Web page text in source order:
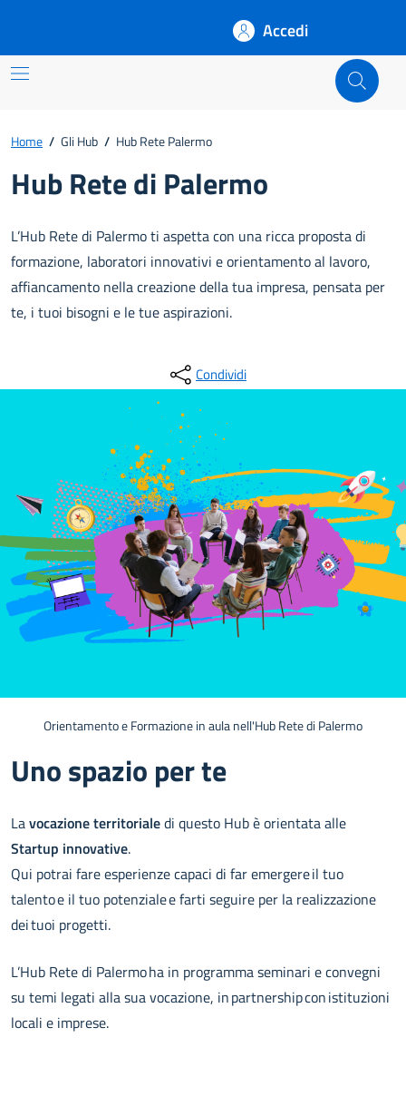
Accedi
Home / Gli Hub / Hub Rete Palermo
Hub Rete di Palermo
L’Hub Rete di Palermo ti aspetta con una ricca proposta di
formazione, laboratori innovativi e orientamento al lavoro,
affiancamento nella creazione della tua impresa, pensata per
te, i tuoi bisogni e le tue aspirazioni.
Condividi
Orientamento e Formazione in aula nell'Hub Rete di Palermo
Uno spazio per te
Lavocazione territorialedi questo Hub è orientata alle
Startup innovative.
Qui potrai fare esperienze capaci di far emergere il tuo
talento e il tuo potenziale e farti seguire per la realizzazione
dei tuoi progetti.
L’Hub Rete di Palermo ha in programma seminari e convegni
su temi legati alla sua vocazione, in partnership con istituzioni
locali e imprese.